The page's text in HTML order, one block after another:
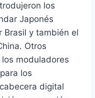
los
Japonés
Brasil y también el
Otros
moduladores
los
digital